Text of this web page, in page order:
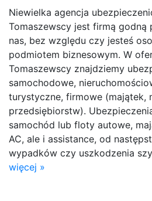
Niewielka agencja
Tomaszewscy jest firmą godną
nas, bez względu czy jesteś
podmiotem biznesowym. W
Tomaszewscy znajdziemy
samochodowe,
turystyczne, firmowe (majątek,
przedsiębiorstw).
samochód lub floty autowe,
AC, ale i assistance, od
wypadków czy uszkodzenia
więcej »